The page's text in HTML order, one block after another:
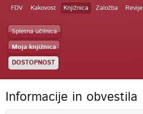
FDV Kakovost Knjižnica Založba Revije
Spletna učilnica
Moja knjižnica
DOSTOPNOST
Informacije in obvestila